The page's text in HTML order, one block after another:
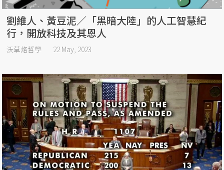
劉維人、黃豆泥／「黑暗大陸」的人工智慧紀
行，開放科技及其恩人
沃草烙哲學 22 May, 2023